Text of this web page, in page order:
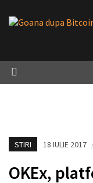
STIRI 18 IULIE 2017
OKEx,